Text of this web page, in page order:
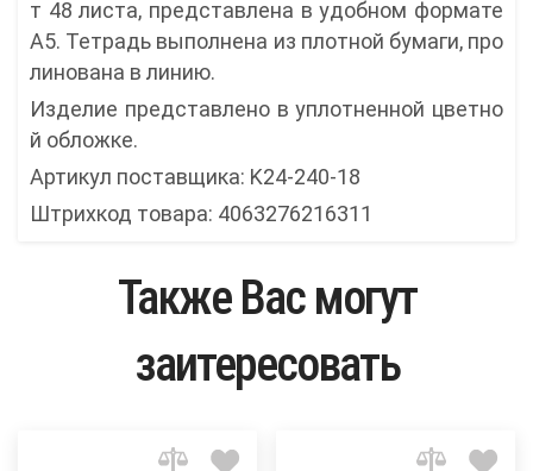
т 48 листа, представлена в удобном формате
А5. Тетрадь выполнена из плотной бумаги, про
линована в линию.
Изделие представлено в уплотненной цветно
й обложке.
Артикул поставщика: K24-240-18
Штрихкод товара: 4063276216311
Также Вас могут
заитересовать